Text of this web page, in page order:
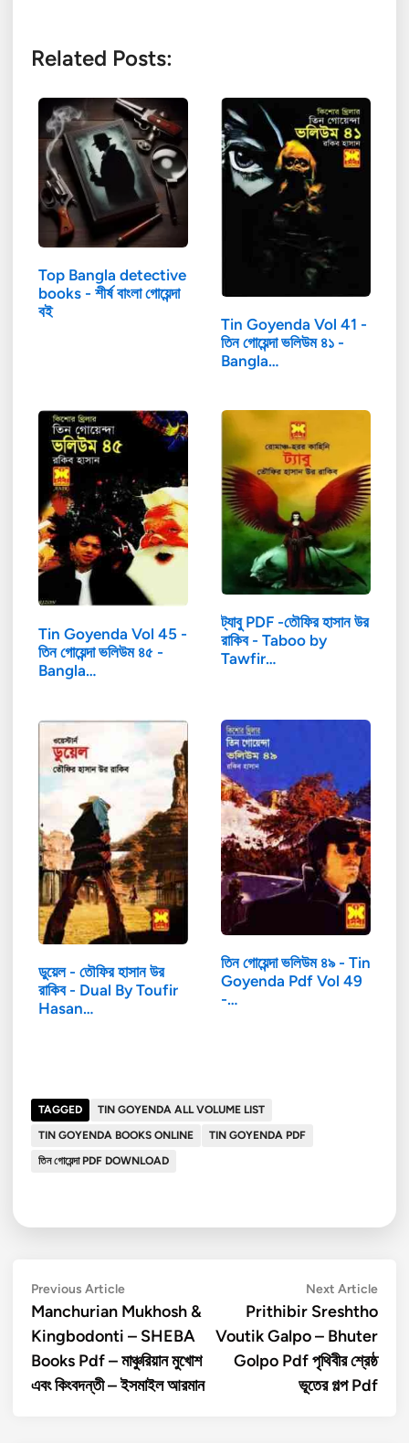
Related Posts:
Top Bangla detective
books - শীর্ষ বাংলা গোয়েন্দা
বই
Tin Goyenda Vol 41 -
তিন গোয়েন্দা ভলিউম ৪১ -
Bangla…
Tin Goyenda Vol 45 -
তিন গোয়েন্দা ভলিউম ৪৫ -
Bangla…
ট্যাবু PDF -তৌফির হাসান উর
রাকিব - Taboo by
Tawfir…
ডুয়েল - তৌফির হাসান উর
রাকিব - Dual By Toufir
Hasan…
তিন গোয়েন্দা ভলিউম ৪৯ - Tin
Goyenda Pdf Vol 49
-…
TAGGED
TIN GOYENDA ALL VOLUME LIST
TIN GOYENDA BOOKS ONLINE
TIN GOYENDA PDF
তিন গোয়েন্দা PDF DOWNLOAD
Post
navigation
Previous ArticlePrevious
article:
Manchurian Mukhosh &
Kingbodonti – SHEBA
Books Pdf – মাঞ্চুরিয়ান মুখোশ
এবং কিংবদন্তী – ইসমাইল আরমান
Next ArticleNext
Prithibir Sreshtho
Voutik Galpo – Bhuter
Golpo Pdf পৃথিবীর শ্রেষ্ঠ
ভূতের গল্প Pdf